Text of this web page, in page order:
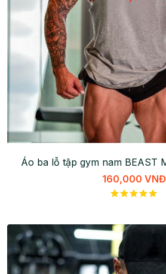
Áo ba lỗ tập gym nam BEAST
160,000 VNĐ